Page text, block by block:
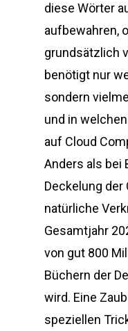
diese Wörter
aufbewahren,
grundsätzlich
benötigt nur
sondern
und in
auf Cloud
Anders als bei
Deckelung
natürliche
Gesamtjahr
von gut 800
Büchern der
wird. Eine
speziellen